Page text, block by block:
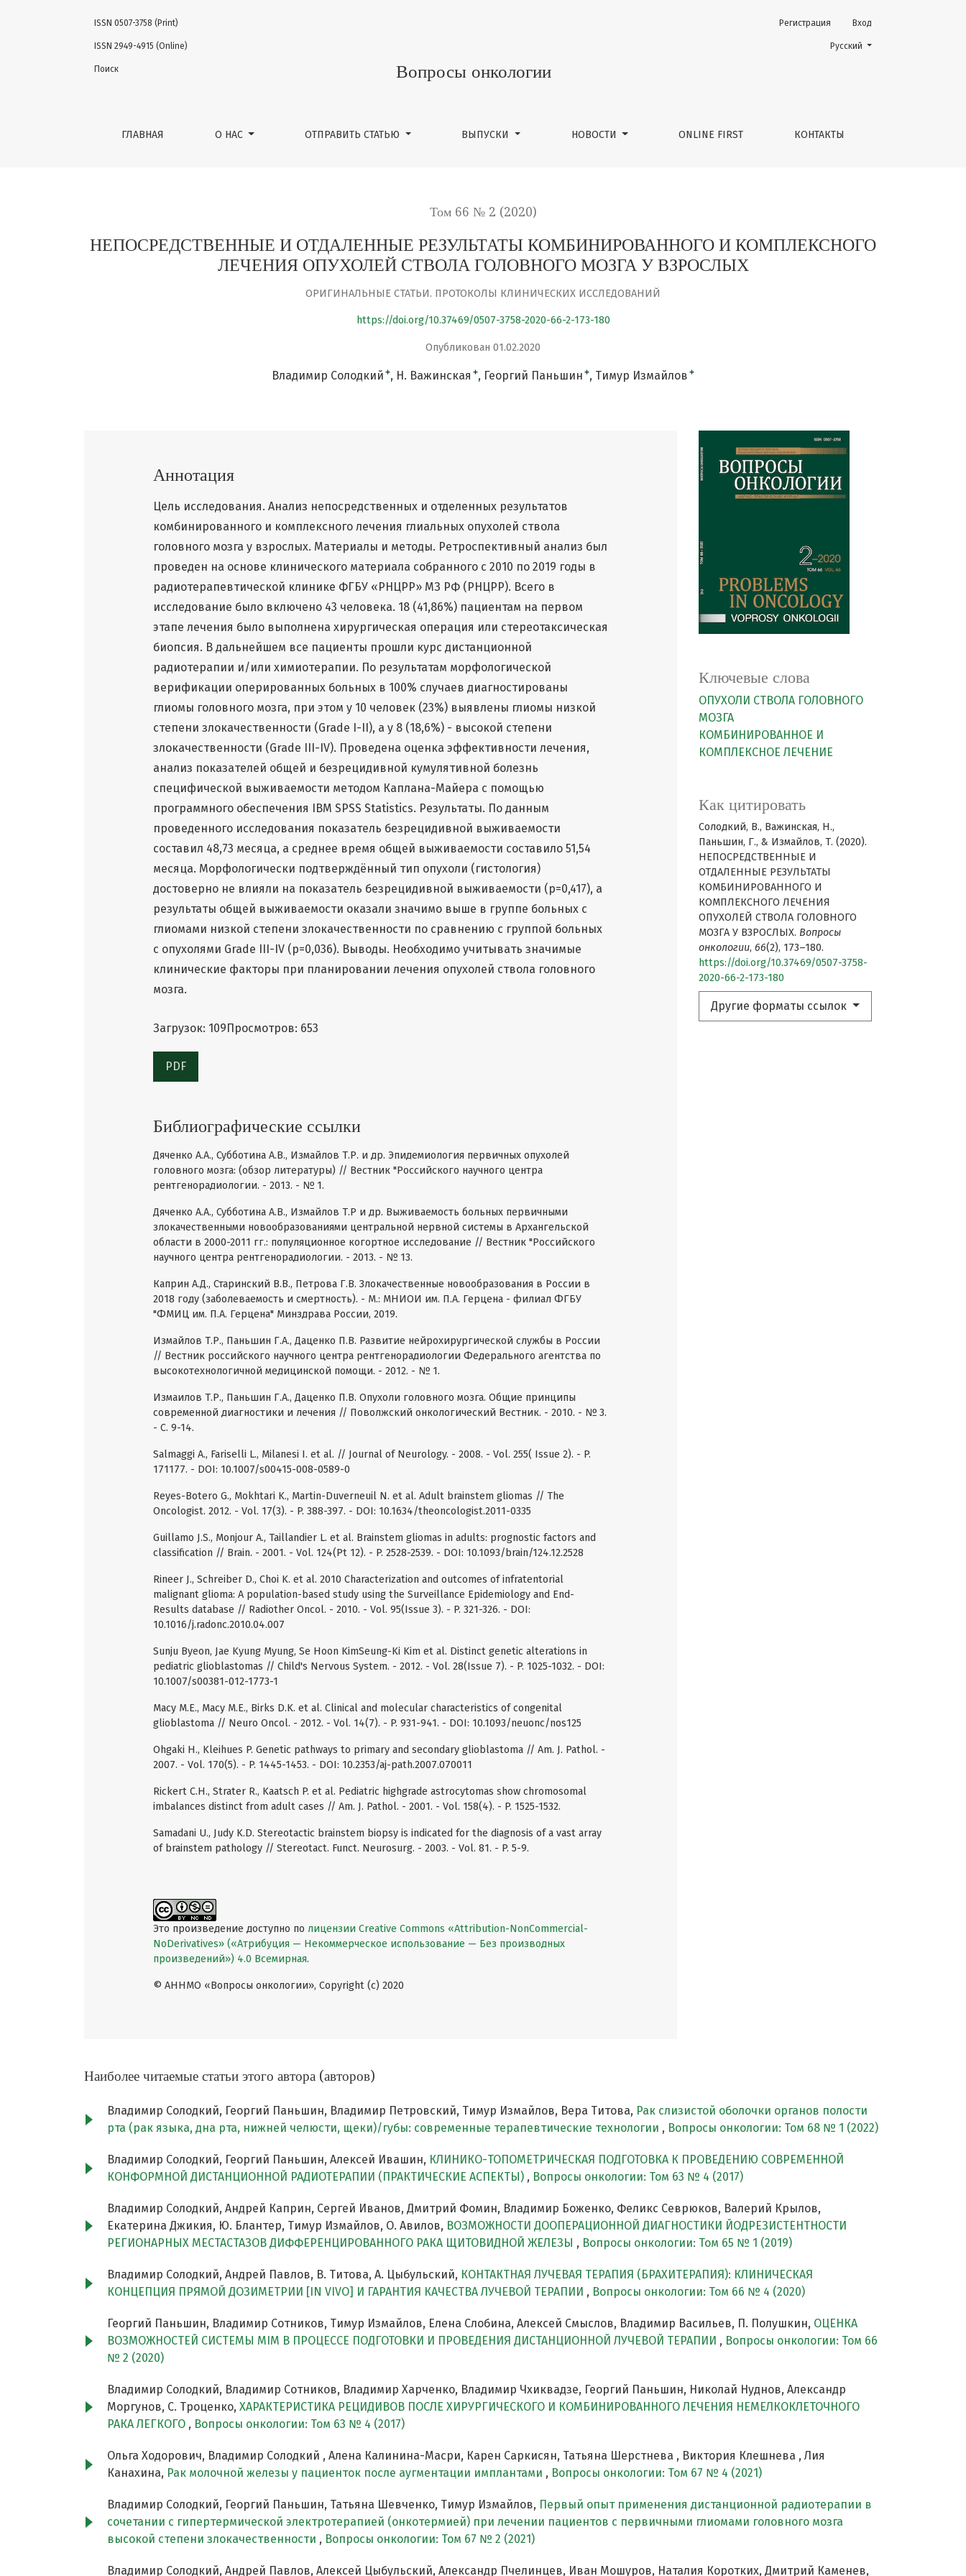
НЕПОСРЕДСТВЕННЫЕ И ОТДАЛЕННЫЕ РЕЗУЛЬТАТЫ КОМБИНИРОВАННОГО И КОМПЛЕКСНОГО ЛЕЧЕНИЯ ОПУХОЛЕЙ СТВОЛА ГОЛОВНОГО МОЗГА У ВЗРОСЛЫХ
Вопросы онкологии
ГЛАВНАЯ О НАС ОТПРАВИТЬ СТАТЬЮ ВЫПУСКИ НОВОСТИ ONLINE FIRST КОНТАКТЫ
Регистрация Вход
ISSN 0507-3758 (Print)
ISSN 2949-4915 (Online)
Поиск
Change the language. The
Русский
Том 66 № 2 (2020)
НЕПОСРЕДСТВЕННЫЕ И ОТДАЛЕННЫЕ РЕЗУЛЬТАТЫ КОМБИНИРОВАННОГО И КОМПЛЕКСНОГО
ЛЕЧЕНИЯ ОПУХОЛЕЙ СТВОЛА ГОЛОВНОГО МОЗГА У ВЗРОСЛЫХ
ОРИГИНАЛЬНЫЕ СТАТЬИ. ПРОТОКОЛЫ КЛИНИЧЕСКИХ ИССЛЕДОВАНИЙ
https://doi.org/10.37469/0507-3758-2020-66-2-173-180
Опубликован 01.02.2020
Владимир Солодкий + Н. Важинская + Георгий Паньшин + Тимур Измайлов +
Ключевые слова
ОПУХОЛИ СТВОЛА ГОЛОВНОГО
МОЗГА
КОМБИНИРОВАННОЕ И
КОМПЛЕКСНОЕ ЛЕЧЕНИЕ
Как цитировать
Солодкий, В., Важинская, Н.,
Паньшин, Г., & Измайлов, Т. (2020).
НЕПОСРЕДСТВЕННЫЕ И
ОТДАЛЕННЫЕ РЕЗУЛЬТАТЫ
КОМБИНИРОВАННОГО И
КОМПЛЕКСНОГО ЛЕЧЕНИЯ
ОПУХОЛЕЙ СТВОЛА ГОЛОВНОГО
МОЗГА У ВЗРОСЛЫХ. Вопросы
онкологии, 66(2), 173–180.
https://doi.org/10.37469/0507-3758-
2020-66-2-173-180
Другие форматы ссылок
Аннотация
Цель исследования. Анализ непосредственных и отделенных результатов
комбинированного и комплексного лечения глиальных опухолей ствола
головного мозга у взрослых. Материалы и методы. Ретроспективный анализ был
проведен на основе клинического материала собранного с 2010 по 2019 годы в
радиотерапевтической клинике ФГБУ «РНЦРР» МЗ РФ (РНЦРР). Всего в
исследование было включено 43 человека. 18 (41,86%) пациентам на первом
этапе лечения было выполнена хирургическая операция или стереотаксическая
биопсия. В дальнейшем все пациенты прошли курс дистанционной
радиотерапии и/или химиотерапии. По результатам морфологической
верификации оперированных больных в 100% случаев диагностированы
глиомы головного мозга, при этом у 10 человек (23%) выявлены глиомы низкой
степени злокачественности (Grade I-II), а у 8 (18,6%) - высокой степени
злокачественности (Grade III-IV). Проведена оценка эффективности лечения,
анализ показателей общей и безрецидивной кумулятивной болезнь
специфической выживаемости методом Каплана-Майера с помощью
программного обеспечения IBM SPSS Statistics. Результаты. По данным
проведенного исследования показатель безрецидивной выживаемости
составил 48,73 месяца, а среднее время общей выживаемости составило 51,54
месяца. Морфологически подтверждённый тип опухоли (гистология)
достоверно не влияли на показатель безрецидивной выживаемости (р=0,417), а
результаты общей выживаемости оказали значимо выше в группе больных с
глиомами низкой степени злокачественности по сравнению с группой больных
с опухолями Grade III-IV (р=0,036). Выводы. Необходимо учитывать значимые
клинические факторы при планировании лечения опухолей ствола головного
мозга.
Загрузок: 109Просмотров: 653
PDF
Библиографические ссылки
Дяченко А.А., Субботина А.В., Измайлов Т.Р. и др. Эпидемиология первичных опухолей
головного мозга: (обзор литературы) // Вестник "Российского научного центра
рентгенорадиологии. - 2013. - № 1.
Дяченко А.А., Субботина А.В., Измайлов Т.Р и др. Выживаемость больных первичными
злокачественными новообразованиями центральной нервной системы в Архангельской
области в 2000-2011 гг.: популяционное когортное исследование // Вестник "Российского
научного центра рентгенорадиологии. - 2013. - № 13.
Каприн А.Д., Старинский В.В., Петрова Г.В. Злокачественные новообразования в России в
2018 году (заболеваемость и смертность). - М.: МНИОИ им. П.А. Герцена - филиал ФГБУ
"ФМИЦ им. П.А. Герцена" Минздрава России, 2019.
Измайлов Т.Р., Паньшин Г.А., Даценко П.В. Развитие нейрохирургической службы в России
// Вестник российского научного центра рентгенорадиологии Федерального агентства по
высокотехнологичной медицинской помощи. - 2012. - № 1.
Измаилов Т.Р., Паньшин Г.А., Даценко П.В. Опухоли головного мозга. Общие принципы
современной диагностики и лечения // Поволжский онкологический Вестник. - 2010. - № 3.
- С. 9-14.
Salmaggi A., Fariselli L., Milanesi I. et al. // Journal of Neurology. - 2008. - Vol. 255( Issue 2). - P.
171177. - DOI: 10.1007/s00415-008-0589-0
Reyes-Botero G., Mokhtari K., Martin-Duverneuil N. et al. Adult brainstem gliomas // The
Oncologist. 2012. - Vol. 17(3). - P. 388-397. - DOI: 10.1634/theoncologist.2011-0335
Guillamo J.S., Monjour A., Taillandier L. et al. Brainstem gliomas in adults: prognostic factors and
classification // Brain. - 2001. - Vol. 124(Pt 12). - P. 2528-2539. - DOI: 10.1093/brain/124.12.2528
Rineer J., Schreiber D., Choi K. et al. 2010 Characterization and outcomes of infratentorial
malignant glioma: A population-based study using the Surveillance Epidemiology and End-
Results database // Radiother Oncol. - 2010. - Vol. 95(Issue 3). - P. 321-326. - DOI:
10.1016/j.radonc.2010.04.007
Sunju Byeon, Jae Kyung Myung, Se Hoon KimSeung-Ki Kim et al. Distinct genetic alterations in
pediatric glioblastomas // Child's Nervous System. - 2012. - Vol. 28(Issue 7). - P. 1025-1032. - DOI:
10.1007/s00381-012-1773-1
Масу М.Е., Macy M.E., Birks D.K. et al. Clinical and molecular characteristics of congenital
glioblastoma // Neuro Oncol. - 2012. - Vol. 14(7). - P. 931-941. - DOI: 10.1093/neuonc/nos125
Ohgaki H., Kleihues P. Genetic pathways to primary and secondary glioblastoma // Am. J. Pathol. -
2007. - Vol. 170(5). - P. 1445-1453. - DOI: 10.2353/aj-path.2007.070011
Rickert C.H., Strater R., Kaatsch P. et al. Pediatric highgrade astrocytomas show chromosomal
imbalances distinct from adult cases // Am. J. Pathol. - 2001. - Vol. 158(4). - P. 1525-1532.
Samadani U., Judy K.D. Stereotactic brainstem biopsy is indicated for the diagnosis of a vast array
of brainstem pathology // Stereotact. Funct. Neurosurg. - 2003. - Vol. 81. - P. 5-9.
Это произведение доступно по лицензии Creative Commons «Attribution-NonCommercial-
NoDerivatives» («Атрибуция — Некоммерческое использование — Без производных
произведений») 4.0 Всемирная.
© АННМО «Вопросы онкологии», Copyright (c) 2020
Наиболее читаемые статьи этого автора (авторов)
Владимир Солодкий, Георгий Паньшин, Владимир Петровский, Тимур Измайлов, Вера Титова, Рак слизистой оболочки органов полости
рта (рак языка, дна рта, нижней челюсти, щеки)/губы: современные терапевтические технологии , Вопросы онкологии: Том 68 № 1 (2022)
Владимир Солодкий, Георгий Паньшин, Алексей Ивашин, КЛИНИКО-ТОПОМЕТРИЧЕСКАЯ ПОДГОТОВКА К ПРОВЕДЕНИЮ СОВРЕМЕННОЙ
КОНФОРМНОЙ ДИСТАНЦИОННОЙ РАДИОТЕРАПИИ (ПРАКТИЧЕСКИЕ АСПЕКТЫ) , Вопросы онкологии: Том 63 № 4 (2017)
Владимир Солодкий, Андрей Каприн, Сергей Иванов, Дмитрий Фомин, Владимир Боженко, Феликс Севрюков, Валерий Крылов,
Екатерина Джикия, Ю. Блантер, Тимур Измайлов, О. Авилов, ВОЗМОЖНОСТИ ДООПЕРАЦИОННОЙ ДИАГНОСТИКИ ЙОДРЕЗИСТЕНТНОСТИ
РЕГИОНАРНЫХ МЕСТАСТАЗОВ ДИФФЕРЕНЦИРОВАННОГО РАКА ЩИТОВИДНОЙ ЖЕЛЕЗЫ , Вопросы онкологии: Том 65 № 1 (2019)
Владимир Солодкий, Андрей Павлов, В. Титова, А. Цыбульский, КОНТАКТНАЯ ЛУЧЕВАЯ ТЕРАПИЯ (БРАХИТЕРАПИЯ): КЛИНИЧЕСКАЯ
КОНЦЕПЦИЯ ПРЯМОЙ ДОЗИМЕТРИИ [IN VIVO] И ГАРАНТИЯ КАЧЕСТВА ЛУЧЕВОЙ ТЕРАПИИ , Вопросы онкологии: Том 66 № 4 (2020)
Георгий Паньшин, Владимир Сотников, Тимур Измайлов, Елена Слобина, Алексей Смыслов, Владимир Васильев, П. Полушкин, ОЦЕНКА
ВОЗМОЖНОСТЕЙ СИСТЕМЫ MIM В ПРОЦЕССЕ ПОДГОТОВКИ И ПРОВЕДЕНИЯ ДИСТАНЦИОННОЙ ЛУЧЕВОЙ ТЕРАПИИ , Вопросы онкологии: Том 66
№ 2 (2020)
Владимир Солодкий, Владимир Сотников, Владимир Харченко, Владимир Чхиквадзе, Георгий Паньшин, Николай Нуднов, Александр
Моргунов, С. Троценко, ХАРАКТЕРИСТИКА РЕЦИДИВОВ ПОСЛЕ ХИРУРГИЧЕСКОГО И КОМБИНИРОВАННОГО ЛЕЧЕНИЯ НЕМЕЛКОКЛЕТОЧНОГО
РАКА ЛЕГКОГО , Вопросы онкологии: Том 63 № 4 (2017)
Ольга Ходорович, Владимир Солодкий , Алена Калинина-Масри, Карен Саркисян, Татьяна Шерстнева , Виктория Клешнева , Лия
Канахина, Рак молочной железы у пациенток после аугментации имплантами , Вопросы онкологии: Том 67 № 4 (2021)
Владимир Солодкий, Георгий Паньшин, Татьяна Шевченко, Тимур Измайлов, Первый опыт применения дистанционной радиотерапии в
сочетании с гипертермической электротерапией (онкотермией) при лечении пациентов с первичными глиомами головного мозга
высокой степени злокачественности , Вопросы онкологии: Том 67 № 2 (2021)
Владимир Солодкий, Андрей Павлов, Алексей Цыбульский, Александр Пчелинцев, Иван Мошуров, Наталия Коротких, Дмитрий Каменев,